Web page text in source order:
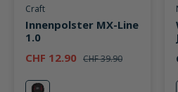
Durchschnittliche Bewertung von
Craft
Innenpolster MX-Line
1.0
CHF 12.90 CHF 39.90